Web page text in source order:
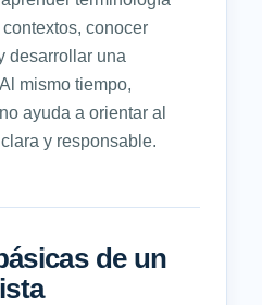
conocer
desarrollar una
mismo tiempo,
ayuda a orientar al
y responsable.
de un